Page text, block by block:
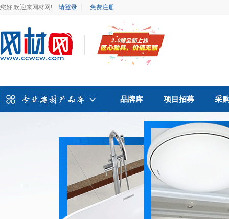
您好,欢迎来网材网! 请登录 免费注册
品牌库 项目招募 采